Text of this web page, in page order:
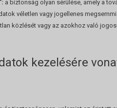
a biztonság olyan sérülése, amely a
véletlen vagy jogellenes
közlését vagy az azokhoz való
kezelésére